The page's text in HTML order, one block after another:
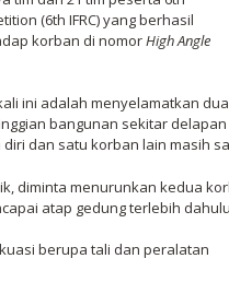
(6th IFRC) yang berhasil
korban di nomorHigh Angle
ini adalah menyelamatkan dua
bangunan sekitar delapan
dan satu korban lain masih
diminta menurunkan kedua
atap gedung terlebih
berupa tali dan peralatan